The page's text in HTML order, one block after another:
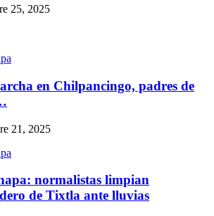
25, 2025
en Chilpancingo, padres de
21, 2025
normalistas limpian
de Tixtla ante lluvias